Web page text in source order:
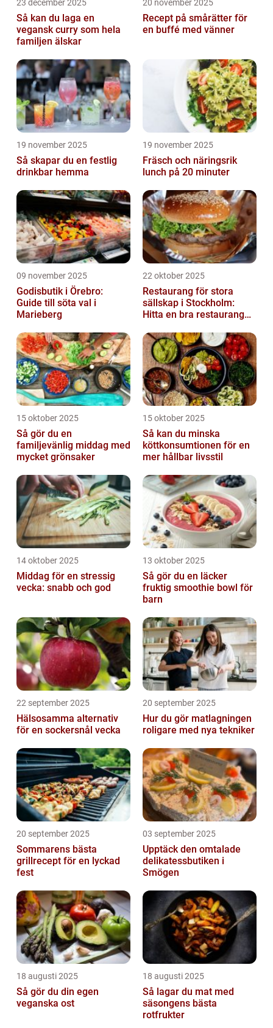
23 december 2025
Så kan du laga en
vegansk curry som hela
familjen älskar
20 november 2025
Recept på smårätter för
en buffé med vänner
19 november 2025
Så skapar du en festlig
drinkbar hemma
19 november 2025
Fräsch och näringsrik
lunch på 20 minuter
09 november 2025
Godisbutik i Örebro:
Guide till söta val i
Marieberg
22 oktober 2025
Restaurang för stora
sällskap i Stockholm:
Hitta en bra restaurang
15 oktober 2025
Så gör du en
familjevänlig middag med
mycket grönsaker
15 oktober 2025
Så kan du minska
köttkonsumtionen för en
mer hållbar livsstil
14 oktober 2025
Middag för en stressig
vecka: snabb och god
13 oktober 2025
Så gör du en läcker
fruktig smoothie bowl för
barn
22 september 2025
Hälsosamma alternativ
för en sockersnål vecka
20 september 2025
Hur du gör matlagningen
roligare med nya tekniker
20 september 2025
Sommarens bästa
grillrecept för en lyckad
fest
03 september 2025
Upptäck den omtalade
delikatessbutiken i
Smögen
18 augusti 2025
Så gör du din egen
veganska ost
18 augusti 2025
Så lagar du mat med
säsongens bästa
rotfrukter